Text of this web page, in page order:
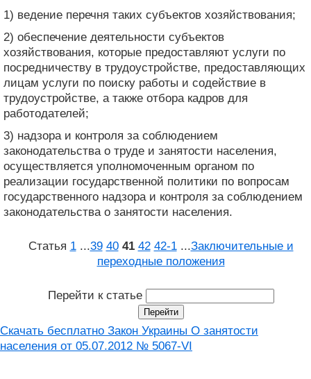
1) ведение перечня таких субъектов хозяйствования;
2) обеспечение деятельности субъектов
хозяйствования, которые предоставляют услуги по
посредничеству в трудоустройстве, предоставляющих
лицам услуги по поиску работы и содействие в
трудоустройстве, а также отбора кадров для
работодателей;
3) надзора и контроля за соблюдением
законодательства о труде и занятости населения,
осуществляется уполномоченным органом по
реализации государственной политики по вопросам
государственного надзора и контроля за соблюдением
законодательства о занятости населения.
Статья 1 ...39 40 41 42 42‑1 ...Заключительные и
переходные положения
Перейти к статье
Скачать бесплатно Закон Украины О занятости
населения от 05.07.2012 № 5067-VI